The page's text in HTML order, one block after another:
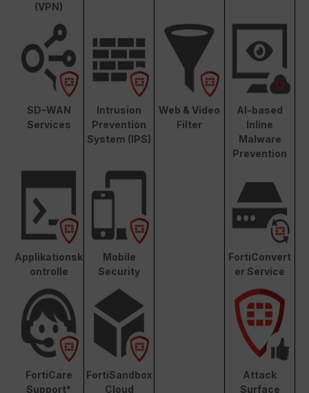
(VPN)
SD-WAN
Services
Intrusion
Prevention
System (IPS)
Web & Video
Filter
AI-based
Inline
Malware
Prevention
Applikationsk
ontrolle
Mobile
Security
FortiConvert
er Service
FortiCare
Support*
FortiSandbox
Cloud
Attack
Surface